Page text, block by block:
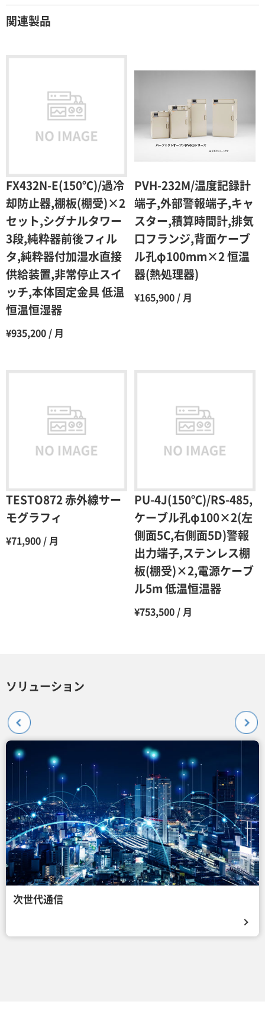
1ヶ月
3ヶ月 80％（割引率20％）
4ヶ月 75％（割引率25％）
70％（割引率30％）
6ヶ月
7ヶ月 60％（割引率 40％）
8ヶ月 55％（割引率45％）
9ヶ月 50％（割引率50％）
10ヶ月 48％（割引率52％）
11ヶ月 47％（割引率53％）
12ヶ月
関連製品
FX432N-E(150℃)/過冷
却防止器,棚板(棚受)×2
セット,シグナルタワー
3段,純粋器前後フィル
タ,純粋器付加湿水直接
供給装置,非常停止スイ
ッチ,本体固定金具 低温
恒温恒湿器
¥935,200 / 月
PVH-232M/温度記録計
端子,外部警報端子,キャ
スター,積算時間計,排気
口フランジ,背面ケーブ
ル孔φ100mm×2 恒温
器(熱処理器)
¥165,900 / 月
TESTO872 赤外線サー
モグラフィ
¥71,900 / 月
PU-4J(150℃)/RS-485,
ケーブル孔φ100×2(左
側面5C,右側面5D)警報
出力端子,ステンレス棚
板(棚受)×2,電源ケーブ
ル5m 低温恒温器
¥753,500 / 月
ソリューション
次世代通信